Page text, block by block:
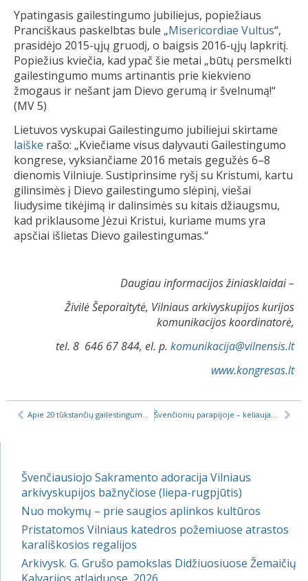
Ypatingasis gailestingumo jubiliejus, popiežiaus
Pranciškaus paskelbtas bule „Misericordiae Vultus“,
prasidėjo 2015-ųjų gruodį, o baigsis 2016-ųjų lapkritį.
Popiežius kviečia, kad ypač šie metai „būtų persmelkti
gailestingumo mums artinantis prie kiekvieno
žmogaus ir nešant jam Dievo gerumą ir švelnumą!“
(MV 5)
Lietuvos vyskupai Gailestingumo jubiliejui skirtame
laiške rašo: „Kviečiame visus dalyvauti Gailestingumo
kongrese, vyksiančiame 2016 metais gegužės 6–8
dienomis Vilniuje. Sustiprinsime ryšį su Kristumi, kartu
gilinsimės į Dievo gailestingumo slėpinį, viešai
liudysime tikėjimą ir dalinsimės su kitais džiaugsmu,
kad priklausome Jėzui Kristui, kuriame mums yra
apsčiai išlietas Dievo gailestingumas.“
Daugiau informacijos žiniasklaidai –
Živilė Šeporaitytė, Vilniaus arkivyskupijos kurijos
komunikacijos koordinatorė,
tel. 8 646 67 844, el. p. komunikacija@vilnensis.lt
www.kongresas.lt
Apie 20 tūkstančių gailestingumo darbų — iš Gailestingumo namelio Katedros aikštėje Švenčionių parapijoje – keliaujantis Gailestingojo Jėzaus paveikslas
Švenčiausiojo Sakramento adoracija Vilniaus
arkivyskupijos bažnyčiose (liepa-rugpjūtis)
Nuo mokymų – prie saugios aplinkos kultūros
Pristatomos Vilniaus katedros požemiuose atrastos
karališkosios regalijos
Arkivysk. G. Grušo pamokslas Didžiuosiuose Žemaičių
Kalvarijos atlaiduose, 2026